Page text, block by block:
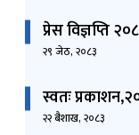
प्रेस विज्ञप्ति
२९ जेठ, २०८३
स्वतः
२२ बैशाख, २०८३